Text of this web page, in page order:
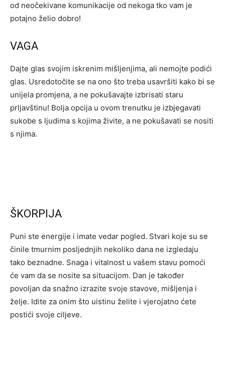
od neočekivane komunikacije od nekoga tko vam je
potajno želio dobro!
VAGA
Dajte glas svojim iskrenim mišljenjima, ali nemojte podići
glas. Usredotočite se na ono što treba usavršiti kako bi se
unijela promjena, a ne pokušavajte izbrisati staru
prljavštinu! Bolja opcija u ovom trenutku je izbjegavati
sukobe s ljudima s kojima živite, a ne pokušavati se nositi
s njima.
ŠKORPIJA
Puni ste energije i imate vedar pogled. Stvari koje su se
činile tmurnim posljednjih nekoliko dana ne izgledaju
tako beznadne. Snaga i vitalnost u vašem stavu pomoći
će vam da se nosite sa situacijom. Dan je također
povoljan da snažno izrazite svoje stavove, mišljenja i
želje. Idite za onim što uistinu želite i vjerojatno ćete
postići svoje ciljeve.